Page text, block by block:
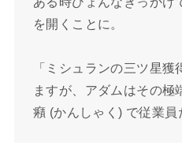
を開くことに。
「ミシュランの三ツ星
ますが、アダムはその極
癪 (かんしゃく) で従業員